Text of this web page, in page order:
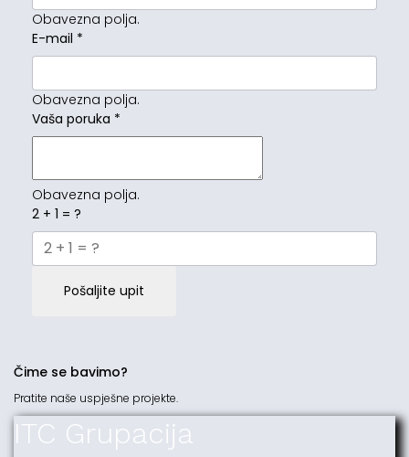
Obavezna polja.
E-mail *
Obavezna polja.
Vaša poruka *
Obavezna polja.
2 + 1 = ?
Pošaljite upit
Čime se bavimo?
Pratite naše uspješne projekte.
ITC Grupacija